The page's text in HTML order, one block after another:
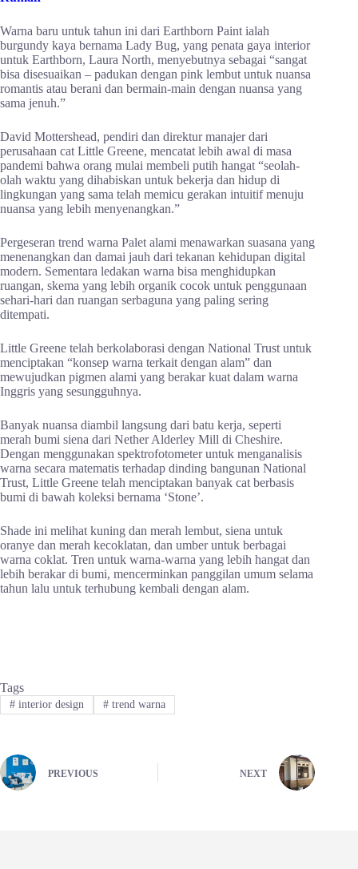
Warna baru untuk tahun ini dari Earthborn Paint ialah
burgundy kaya bernama Lady Bug, yang penata gaya interior
untuk Earthborn, Laura North, menyebutnya sebagai “sangat
bisa disesuaikan – padukan dengan pink lembut untuk nuansa
romantis atau berani dan bermain-main dengan nuansa yang
sama jenuh.”
David Mottershead, pendiri dan direktur manajer dari
perusahaan cat Little Greene, mencatat lebih awal di masa
pandemi bahwa orang mulai membeli putih hangat “seolah-
olah waktu yang dihabiskan untuk bekerja dan hidup di
lingkungan yang sama telah memicu gerakan intuitif menuju
nuansa yang lebih menyenangkan.”
Pergeseran trend warna Palet alami menawarkan suasana yang
menenangkan dan damai jauh dari tekanan kehidupan digital
modern. Sementara ledakan warna bisa menghidupkan
ruangan, skema yang lebih organik cocok untuk penggunaan
sehari-hari dan ruangan serbaguna yang paling sering
ditempati.
Little Greene telah berkolaborasi dengan National Trust untuk
menciptakan “konsep warna terkait dengan alam” dan
mewujudkan pigmen alami yang berakar kuat dalam warna
Inggris yang sesungguhnya.
Banyak nuansa diambil langsung dari batu kerja, seperti
merah bumi siena dari Nether Alderley Mill di Cheshire.
Dengan menggunakan spektrofotometer untuk menganalisis
warna secara matematis terhadap dinding bangunan National
Trust, Little Greene telah menciptakan banyak cat berbasis
bumi di bawah koleksi bernama ‘Stone’.
Shade ini melihat kuning dan merah lembut, siena untuk
oranye dan merah kecoklatan, dan umber untuk berbagai
warna coklat. Tren untuk warna-warna yang lebih hangat dan
lebih berakar di bumi, mencerminkan panggilan umum selama
tahun lalu untuk terhubung kembali dengan alam.
Tags
#interior design #trend warna
PREVIOUS NEXT